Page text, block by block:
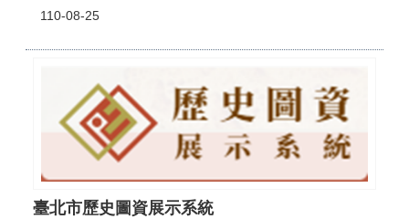
110-08-25
臺北市歷史圖資展示系統